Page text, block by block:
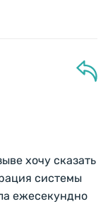
хочу сказать
системы
ежесекундно